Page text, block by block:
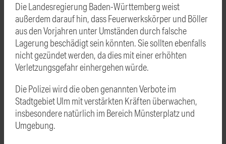
Die Landesregierung Baden-Württemberg weist
außerdem darauf hin, dass Feuerwerkskörper und Böller
aus den Vorjahren unter Umständen durch falsche
Lagerung beschädigt sein könnten. Sie sollten ebenfalls
nicht gezündet werden, da dies mit einer erhöhten
Verletzungsgefahr einhergehen würde.
Die Polizei wird die oben genannten Verbote im
Stadtgebiet Ulm mit verstärkten Kräften überwachen,
insbesondere natürlich im Bereich Münsterplatz und
Umgebung.